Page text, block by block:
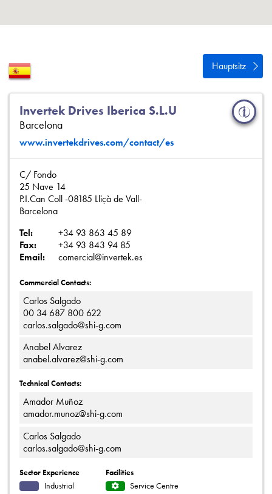
Hauptsitz
Invertek Drives Iberica S.L.U
Barcelona
www.invertekdrives.com/contact/es
C/ Fondo
25 Nave 14
P.I.Can Coll -08185 Lliçà de Vall-
Barcelona
Tel:
+34 93 863 45 89
Fax:
+34 93 843 94 85
Email:
comercial@invertek.es
Commercial Contacts:
Carlos Salgado
00 34 687 800 622
carlos.salgado@shi-g.com
Anabel Alvarez
anabel.alvarez@shi-g.com
Technical Contacts:
Amador Muñoz
amador.munoz@shi-g.com
Carlos Salgado
carlos.salgado@shi-g.com
Sector Experience
Industrial
Facilities
Service Centre
Sitemap
Einloggen